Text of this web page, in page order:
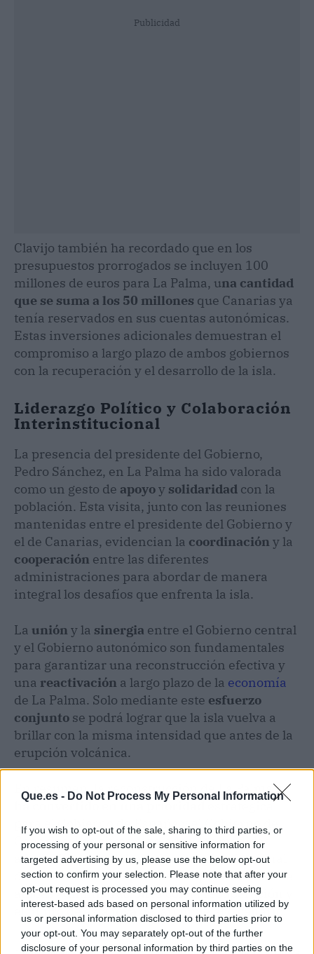
Que.es - Do Not Process My Personal Information
If you wish to opt-out of the sale, sharing to third parties, or
processing of your personal or sensitive information for
targeted advertising by us, please use the below opt-out
section to confirm your selection. Please note that after your
opt-out request is processed you may continue seeing
interest-based ads based on personal information utilized by
us or personal information disclosed to third parties prior to
your opt-out. You may separately opt-out of the further
disclosure of your personal information by third parties on the
Publicidad
Clavijo también ha recordado que en los
presupuestos prorrogados se incluyen 100
millones de euros para La Palma, una cantidad
que se suma a los 50 millones que Canarias ya
tenía reservados en sus cuentas autonómicas.
Estas inversiones adicionales demuestran el
compromiso a largo plazo de ambos gobiernos
con la recuperación y el desarrollo de la isla.
Liderazgo Político y Colaboración
Interinstitucional
La presencia del presidente del Gobierno,
Pedro Sánchez, en La Palma ha sido valorada
como un gesto de apoyoy solidaridad con la
población. Esta visita, junto con las reuniones
mantenidas entre el presidente del Gobierno y
el de Canarias, evidencian la coordinación y la
cooperación entre las diferentes
administraciones para abordar de manera
integral los desafíos que enfrenta la isla.
La unión y la sinergia entre el Gobierno central
y el Gobierno autonómico son fundamentales
para garantizar una reconstrucción efectiva y
una reactivación a largo plazo de la economía
de La Palma. Solo mediante este esfuerzo
conjunto se podrá lograr que la isla vuelva a
brillar con la misma intensidad que antes de la
erupción volcánica.
En resumen, la reconstrucción de La Palmase
ha convertido en una
prioridad
para el Gobierno de España y el Gobierno de
Canarias. Las cifras reveladas, las medidas
adoptadas y la colaboración interinstitucional
demuestran elcompromisoinquebrantable de
ambas administraciones con la recuperación y
el futuro de estajoya del archipiélago canario.